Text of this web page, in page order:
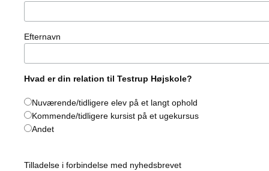
Efternavn
Hvad er din relation til Testrup Højskole?
Nuværende/tidligere elev på et langt ophold
Kommende/tidligere kursist på et ugekursus
Andet
Tilladelse i forbindelse med nyhedsbrevet